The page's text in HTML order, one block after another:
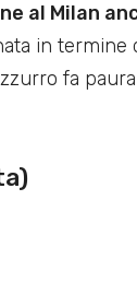
al Milan
in termine
fa